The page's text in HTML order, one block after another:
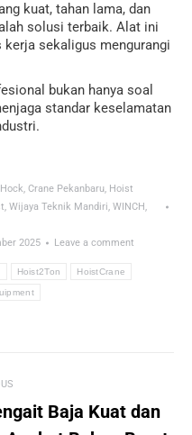
kuat, tahan lama, dan
solusi terbaik. Alat ini
sekaligus mengurangi
bukan hanya soal
standar keselamatan
, Crane Pekanbaru, Hoist
, Wijaya Teknik Mandiri, WINCH,
2025 Leave a comment
Hoist2Ton HoistCrane
Baja Kuat dan